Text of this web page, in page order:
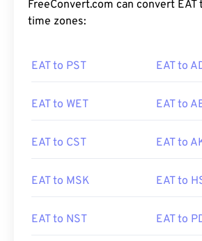
FreeConvert.com can convert
time zones:
EAT to PST EAT to
EAT to WET EAT to
EAT to CST EAT to
EAT to MSK EAT to
EAT to NST EAT to